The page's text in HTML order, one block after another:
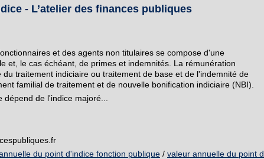
- L’atelier des finances publiques
et des agents non titulaires se compose d'une
et, le cas échéant, de primes et indemnités. La rémunération
du traitement indiciaire ou traitement de base et de l'indemnité de
familial de traitement et de nouvelle bonification indiciaire (NBI).
de l'indice majoré...
du point d'indice fonction publique / valeur annuelle du point d